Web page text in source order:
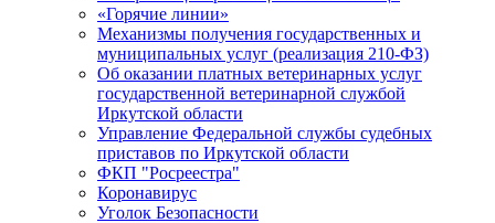
«Горячие линии»
Механизмы получения государственных и
муниципальных услуг (реализация 210-ФЗ)
Об оказании платных ветеринарных услуг
государственной ветеринарной службой
Иркутской области
Управление Федеральной службы судебных
приставов по Иркутской области
ФКП "Росреестра"
Коронавирус
Уголок Безопасности